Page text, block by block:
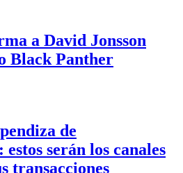
a David Jonsson
Black Panther
de
serán los canales
transacciones